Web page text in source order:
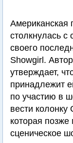
Американская
столкнулась с
своего
Showgirl.
утверждает,
принадлежит
по участию в
вести колонку
которая позже
сценическое